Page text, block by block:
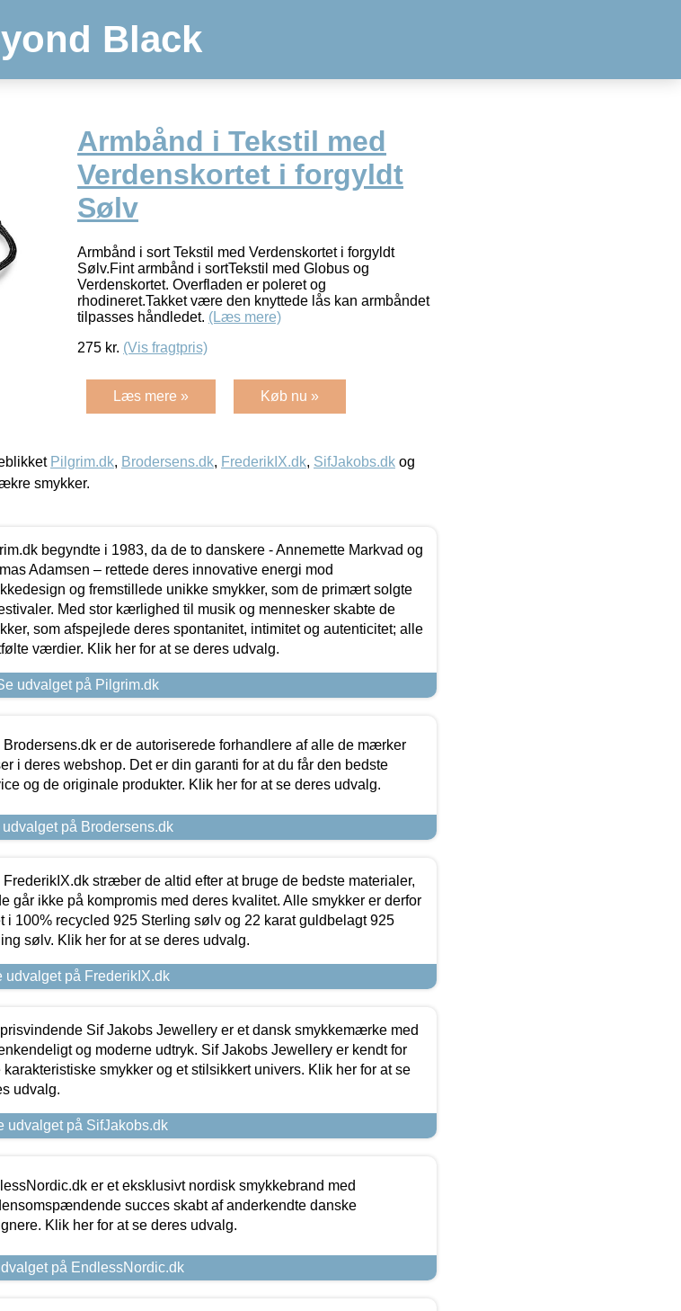
Black
Armbånd i Tekstil med
Verdenskortet i forgyldt
Sølv
Armbånd i sort Tekstil med Verdenskortet i forgyldt
Sølv.Fint armbånd i sortTekstil med Globus og
Verdenskortet. Overfladen er poleret og
rhodineret.Takket være den knyttede lås kan armbåndet
tilpasses håndledet. (Læs mere)
275 kr. (Vis fragtpris)
Læs mere » Køb nu »
Pilgrim.dk, Brodersens.dk, FrederikIX.dk, SifJakobs.dk og
smykker.
begyndte i 1983, da de to danskere - Annemette Markvad og
Adamsen – rettede deres innovative energi mod
og fremstillede unikke smykker, som de primært solgte
Med stor kærlighed til musik og mennesker skabte de
som afspejlede deres spontanitet, intimitet og autenticitet; alle
værdier. Klik her for at se deres udvalg.
udvalget på Pilgrim.dk
Brodersens.dk er de autoriserede forhandlere af alle de mærker
i deres webshop. Det er din garanti for at du får den bedste
og de originale produkter. Klik her for at se deres udvalg.
udvalget på Brodersens.dk
FrederikIX.dk stræber de altid efter at bruge de bedste materialer,
går ikke på kompromis med deres kvalitet. Alle smykker er derfor
i 100% recycled 925 Sterling sølv og 22 karat guldbelagt 925
sølv. Klik her for at se deres udvalg.
udvalget på FrederikIX.dk
Sif Jakobs Jewellery er et dansk smykkemærke med
og moderne udtryk. Sif Jakobs Jewellery er kendt for
karakteristiske smykker og et stilsikkert univers. Klik her for at se
udvalg.
udvalget på SifJakobs.dk
er et eksklusivt nordisk smykkebrand med
succes skabt af anderkendte danske
Klik her for at se deres udvalg.
på EndlessNordic.dk